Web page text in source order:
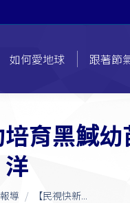
如何愛地球 跟著節
培育黑䱛
洋
導 【民視快新...